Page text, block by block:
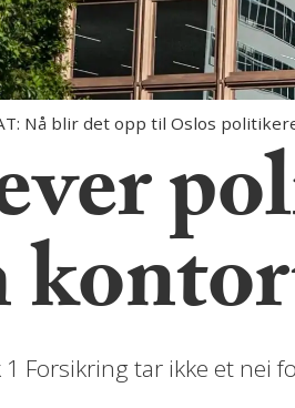
Nå blir det opp til Oslos
1 Forsikring tar ikke et nei